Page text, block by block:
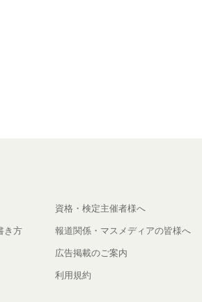
き方
資格・検定主催者様へ
報道関係・マスメディアの皆様へ
広告掲載のご案内
利用規約